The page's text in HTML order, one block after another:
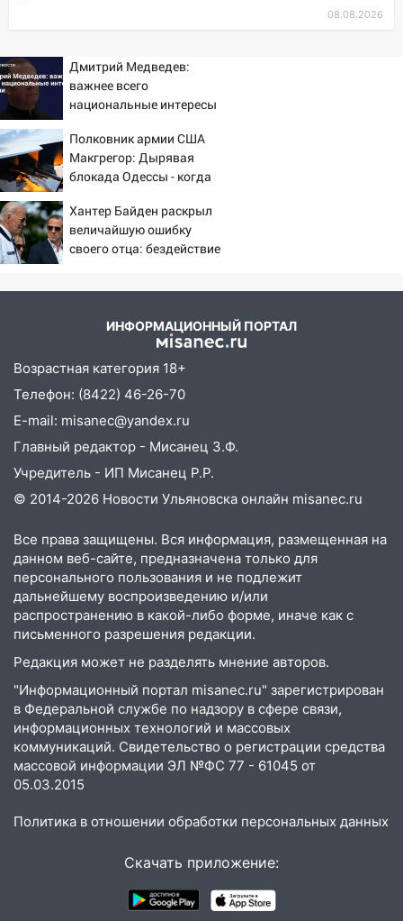
12:17
после ливня город снова уходит под
воду
12:12
Прокуратура взяла на контроль
ДТП с шестилетним ребёнком на улице
Федерации
12:01
Пьяная женщина сбила
шестилетнего ребёнка на улице
Федерации: возбуждено уголовное дело
мужчину, пропавшего ещё 19 июля
От мотофристайла до прогулки с
хаски: куда сходить в Ульяновской
области 8–9 августа
10:11 Директора ульяновской
«Нефтяной топливной компании» будут
судить за неуплату 48,4 млн рублей
налогов
09:28 Дети на дорогах: пострадали
пешеходы. Обзор крупных аварий в
Ульяновской области
08:30 Поджог со свечой, 16 сгоревших
домов и выстрел за водку
07:50 Какая погоды будет днем 8
августа
06:45 Императорский мост в
Ульяновске останется закрытым до
утра 10 августа
05:18
Судьба готовит сюрприз: гороскоп
на 8 августа — кому повезет с
встреча
В Ульяновской области объявили
07.08.2026
08.08.2026
Дмитрий Медведев:
важнее всего
национальные интересы
Полковник армии США
Макгрегор: Дырявая
блокада Одессы - когда
России за это полетят
головы?
Хантер Байден раскрыл
величайшую ошибку
своего отца: бездействие
ИНФОРМАЦИОННЫЙ ПОРТАЛ
Возрастная категория 18+
Телефон: (8422) 46-26-70
E-mail: misanec@yandex.ru
Главный редактор - Мисанец З.Ф.
Учредитель - ИП Мисанец Р.Р.
© 2014-2026 Новости Ульяновска онлайн misanec.ru
Все права защищены. Вся информация, размещенная на
данном веб-сайте, предназначена только для
персонального пользования и не подлежит
дальнейшему воспроизведению и/или
распространению в какой-либо форме, иначе как с
письменного разрешения редакции.
Редакция может не разделять мнение авторов.
"Информационный портал misanec.ru" зарегистрирован
в Федеральной службе по надзору в сфере связи,
информационных технологий и массовых
коммуникаций. Свидетельство о регистрации средства
массовой информации ЭЛ №ФС 77 - 61045 от
05.03.2015
Политика в отношении обработки персональных данных
Скачать приложение: